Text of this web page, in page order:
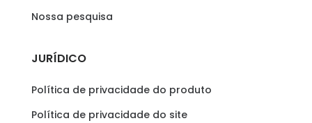
Nossa pesquisa
JURÍDICO
Política de privacidade do produto
Política de privacidade do site